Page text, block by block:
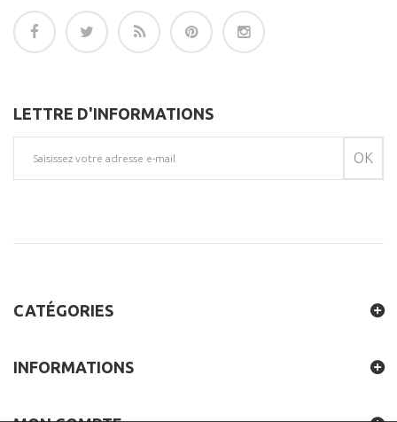
LETTRE D'INFORMATIONS
OK
CATÉGORIES
INFORMATIONS